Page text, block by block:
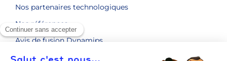
Nos partenaires technologiques
Nos références
Avis de fusion Dynamips